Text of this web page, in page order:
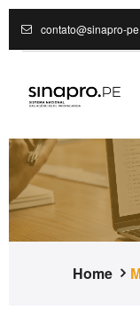
contato@sinapro-
Home